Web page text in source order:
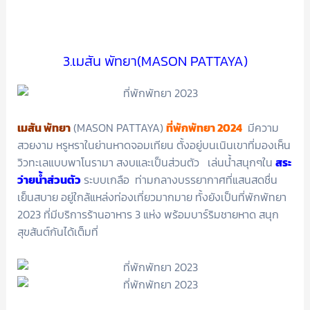
3.เมสัน พัทยา(MASON PATTAYA)
เมสัน พัทยา(MASON PATTAYA) ที่พักพัทยา 2024มีความ
สวยงาม หรูหราในย่านหาดจอมเทียน ตั้งอยู่บนเนินเขาที่มองเห็น
วิวทะเลแบบพาโนรามา สงบและเป็นส่วนตัว เล่นน้ำสนุกๆใน สระ
ว่ายน้ำส่วนตัวระบบเกลือ ท่ามกลางบรรยากาศที่แสนสดชื่น
เย็นสบาย อยู่ใกล้แหล่งท่องเที่ยวมากมาย ทั้งยังเป็นที่พักพัทยา
2023 ที่มีบริการร้านอาหาร 3 แห่ง พร้อมบาร์ริมชายหาด สนุก
สุขสันต์กันได้เต็มที่